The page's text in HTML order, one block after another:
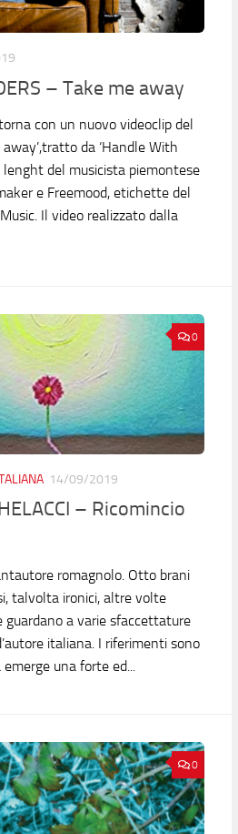
– Take me away
con un nuovo videoclip del
away’,tratto da ‘Handle With
lenght del musicista piemontese
e Freemood, etichette del
Il video realizzato dalla
0
14/09/2019
– Ricomincio
romagnolo. Otto brani
talvolta ironici, altre volte
guardano a varie sfaccettature
italiana. I riferimenti sono
una forte ed...
0